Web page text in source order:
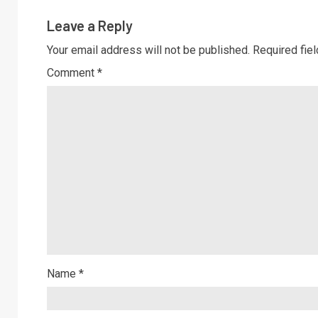
Leave a Reply
Your email address will not be published. Required
Comment *
Name *